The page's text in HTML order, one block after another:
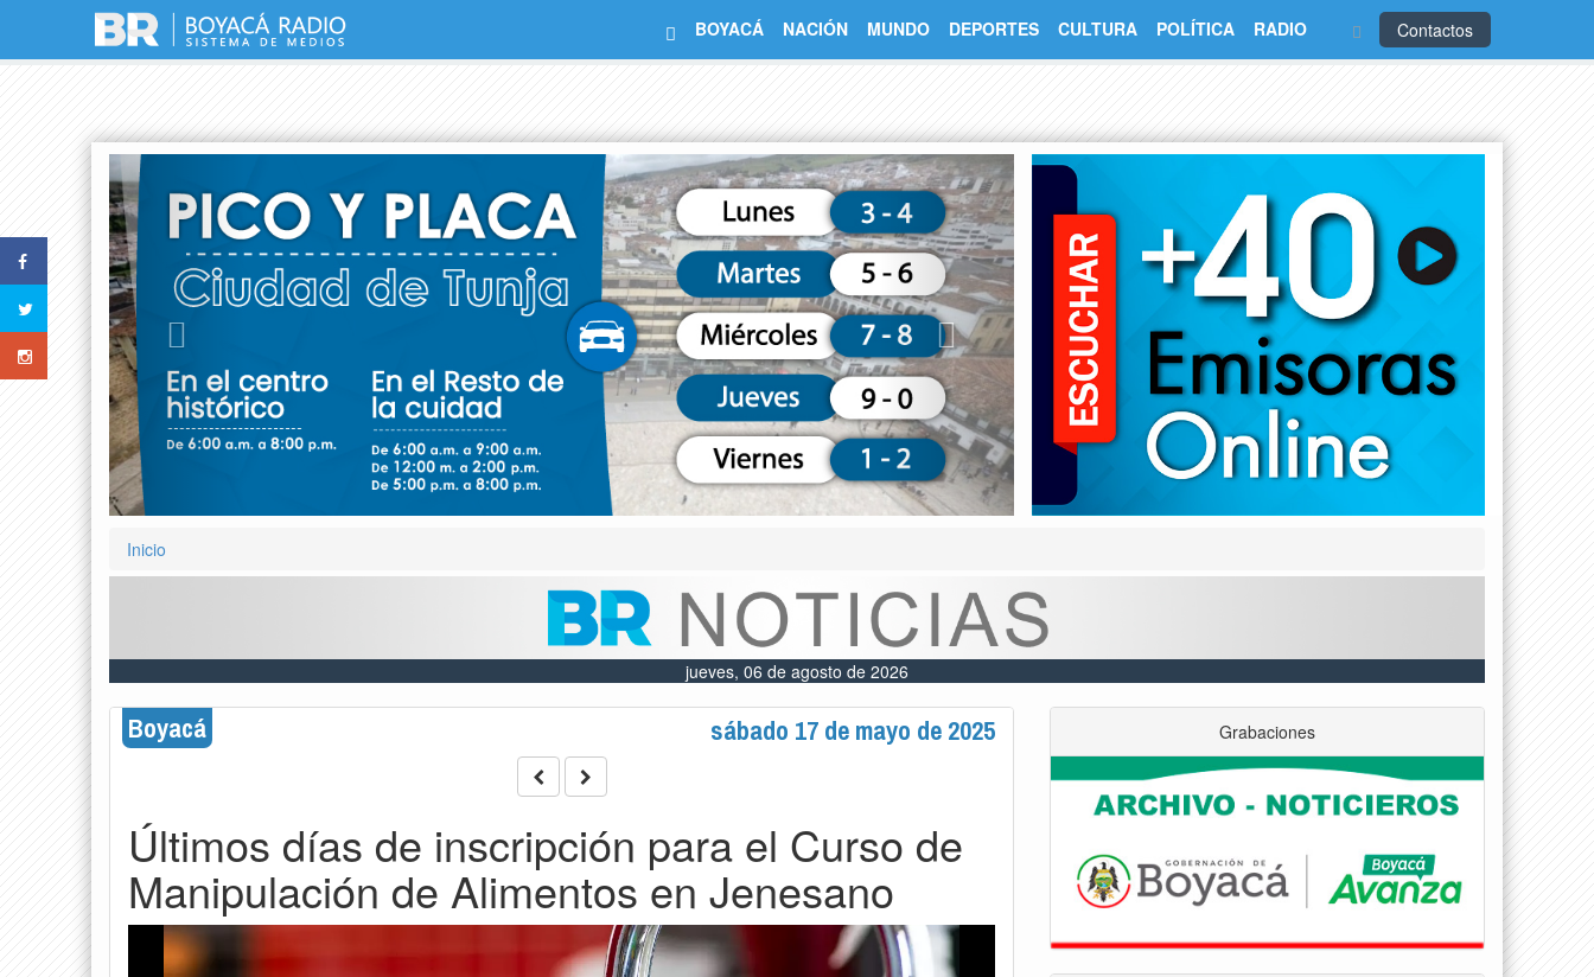
Contactos
BOYACÁ NACIÓN MUNDO DEPORTES CULTURA POLÍTICA RADIO
Next
Inicio
jueves, 06 de agosto de 2026
Boyacá sábado 17 de mayo de 2025
Últimos días de inscripción para el Curso de
Manipulación de Alimentos en Jenesano
Grabaciones